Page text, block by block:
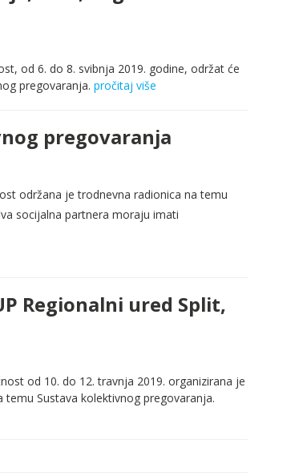
od 6. do 8. svibnja 2019. godine, održat će
pregovaranja. pročitaj više
pregovaranja
održana je trodnevna radionica na temu
socijalna partnera moraju imati
Regionalni ured Split,
od 10. do 12. travnja 2019. organizirana je
Sustava kolektivnog pregovaranja.